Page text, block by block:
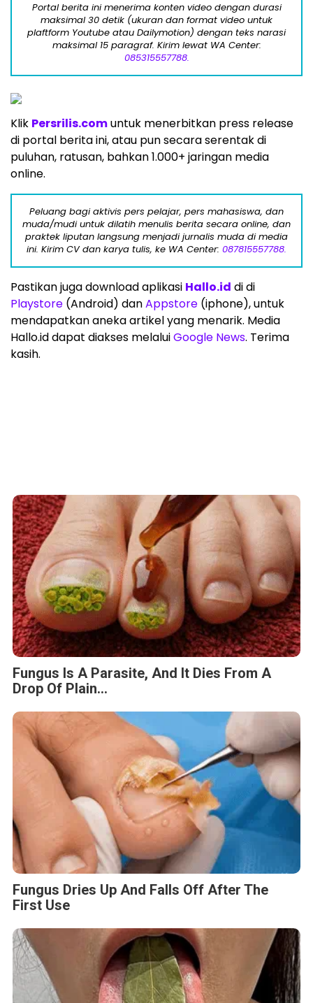
Portal berita ini menerima konten video dengan durasi
maksimal 30 detik (ukuran dan format video untuk
plaftform Youtube atau Dailymotion) dengan teks narasi
maksimal 15 paragraf. Kirim lewat WA Center:
085315557788.
Klik Persrilis.comuntuk menerbitkan press release
di portal berita ini, atau pun secara serentak di
puluhan, ratusan, bahkan 1.000+ jaringan media
online.
Peluang bagi aktivis pers pelajar, pers mahasiswa, dan
muda/mudi untuk dilatih menulis berita secara online, dan
praktek liputan langsung menjadi jurnalis muda di media
ini. Kirim CV dan karya tulis, ke WA Center: 087815557788.
Pastikan juga download aplikasi Hallo.id di di
Playstore (Android) danAppstore (iphone), untuk
mendapatkan aneka artikel yang menarik. Media
Hallo.id dapat diakses melaluiGoogle News. Terima
kasih.
Fungus Is A Parasite, And It Dies From A
Drop Of Plain...
Fungus Dries Up And Falls Off After The
First Use